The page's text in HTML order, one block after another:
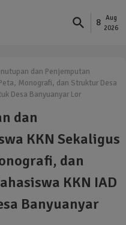
8
Aug
2026
dan Penjemputan
Monografi, dan Struktur Desa
Desa Banyuanyar Lor
dan
KKN Sekaligus
dan
KKN IAD
Banyuanyar